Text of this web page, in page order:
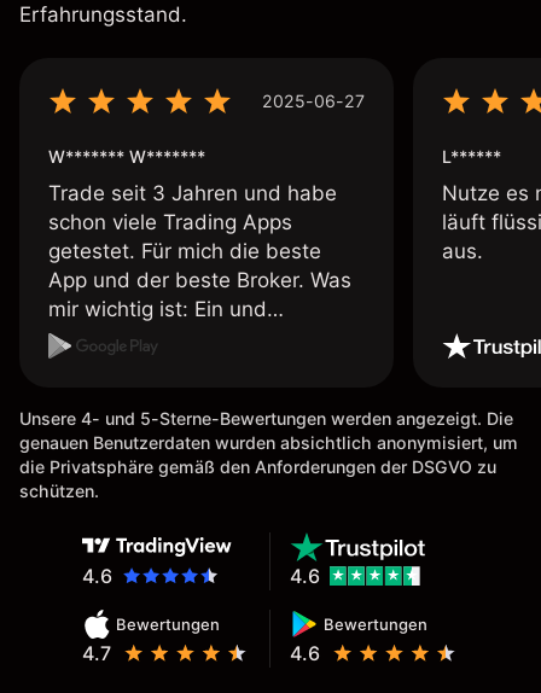
Erfahrungsstand.
2025-06-27
W******* W*******
Trade seit 3 Jahren und habe
schon viele Trading Apps
getestet. Für mich die beste
App und der beste Broker. Was
mir wichtig ist: Ein und
Auszahlungen per Kreditkarte
möglich. Berichte, Auszüge OK.
Eine Diagrammfunktion wie es
bei Naga ist wäre
L******
Nutze es
läuft
aus.
Unsere 4- und 5-Sterne-Bewertungen werden angezeigt. Die
genauen Benutzerdaten wurden absichtlich anonymisiert, um
die Privatsphäre gemäß den Anforderungen der DSGVO zu
schützen.
4.6
Bewertungen
4.7
Bewertungen
4.6
4.6